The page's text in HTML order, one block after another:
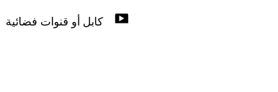
كابل أو قنوات فضائية